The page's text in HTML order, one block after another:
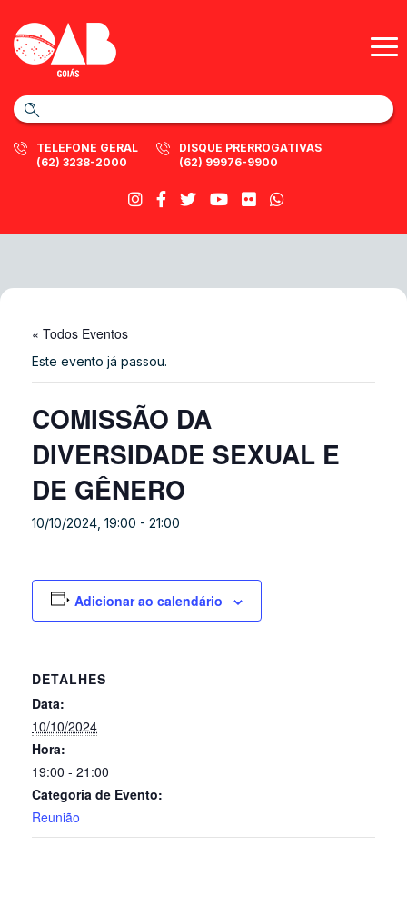
TELEFONE GERAL
(62) 3238-2000
DISQUE PRERROGATIVAS
(62) 99976-9900
« Todos Eventos
Este evento já passou.
COMISSÃO DA
DIVERSIDADE SEXUAL E
DE GÊNERO
10/10/2024, 19:00 - 21:00
Adicionar ao calendário
DETALHES
Data:
10/10/2024
Hora:
19:00 - 21:00
Categoria de Evento:
Reunião